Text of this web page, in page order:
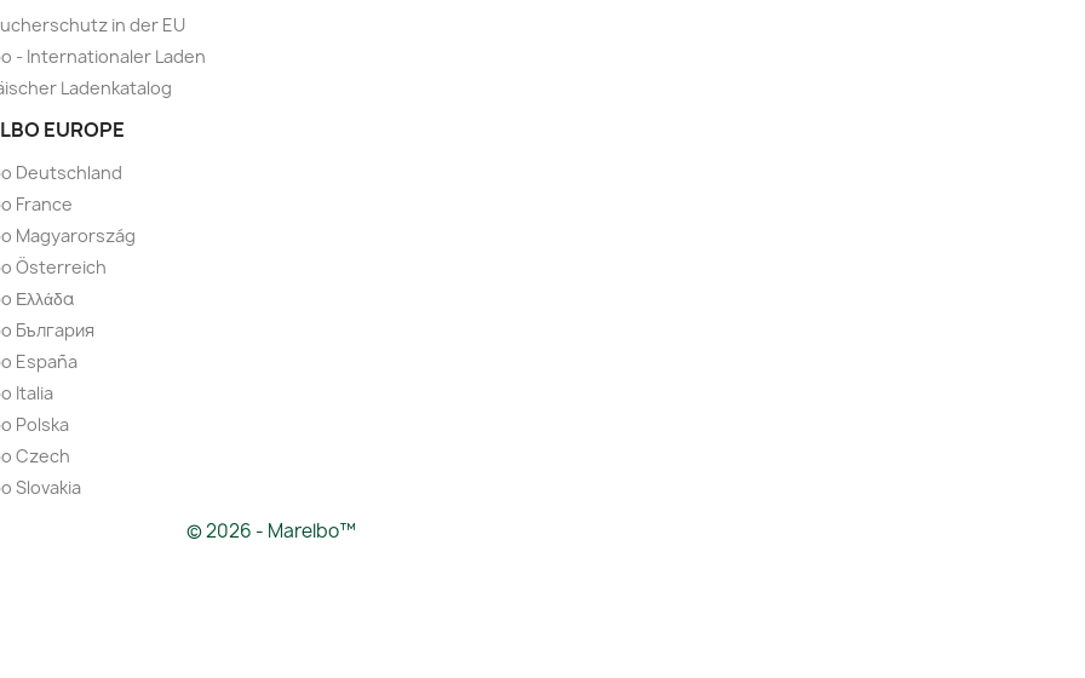
in der EU
- Internationaler Laden
Ladenkatalog
EUROPE
Deutschland
France
Magyarország
Österreich
Ελλάδα
България
España
Italia
Polska
Czech
Slovakia
© 2026 - Marelbo™